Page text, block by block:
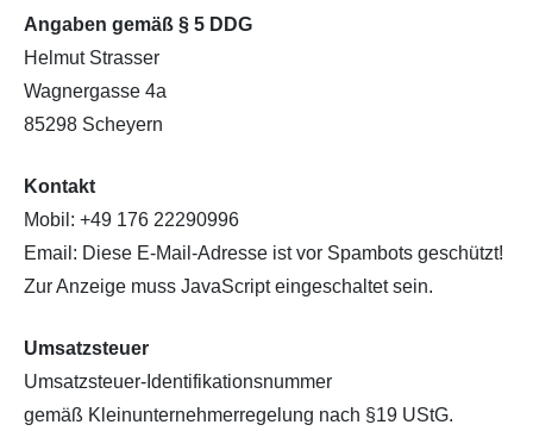
Angaben gemäß § 5 DDG
Helmut Strasser
Wagnergasse 4a
85298 Scheyern
Kontakt
Mobil: +49 176 22290996
Email: Diese E-Mail-Adresse ist vor Spambots geschützt!
Zur Anzeige muss JavaScript eingeschaltet sein.
Umsatzsteuer
Umsatzsteuer-Identifikationsnummer
gemäß Kleinunternehmerregelung nach §19 UStG.